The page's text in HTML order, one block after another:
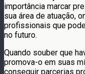
importância marcar
sua área de atuação,
profissionais que
no futuro.
Quando souber que
promova-o em suas
conseguir parcerias